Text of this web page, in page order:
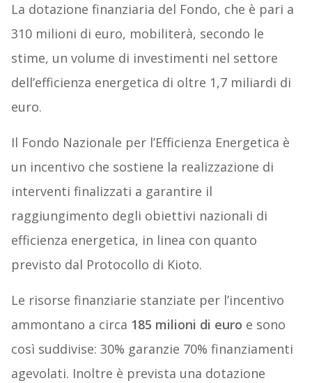
La dotazione finanziaria del Fondo, che è pari a
310 milioni di euro, mobiliterà, secondo le
stime, un volume di investimenti nel settore
dell’efficienza energetica di oltre 1,7 miliardi di
euro.
Il Fondo Nazionale per l’Efficienza Energetica è
un incentivo che sostiene la realizzazione di
interventi finalizzati a garantire il
raggiungimento degli obiettivi nazionali di
efficienza energetica, in linea con quanto
previsto dal Protocollo di Kioto.
Le risorse finanziarie stanziate per l’incentivo
ammontano a circa 185 milioni di euro e sono
così suddivise: 30% garanzie 70% finanziamenti
agevolati. Inoltre è prevista una dotazione